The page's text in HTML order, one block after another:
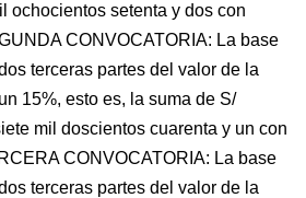
ochocientos setenta y dos con
CONVOCATORIA: La base
terceras partes del valor de la
15%, esto es, la suma de S/
mil doscientos cuarenta y un con
CONVOCATORIA: La base
terceras partes del valor de la